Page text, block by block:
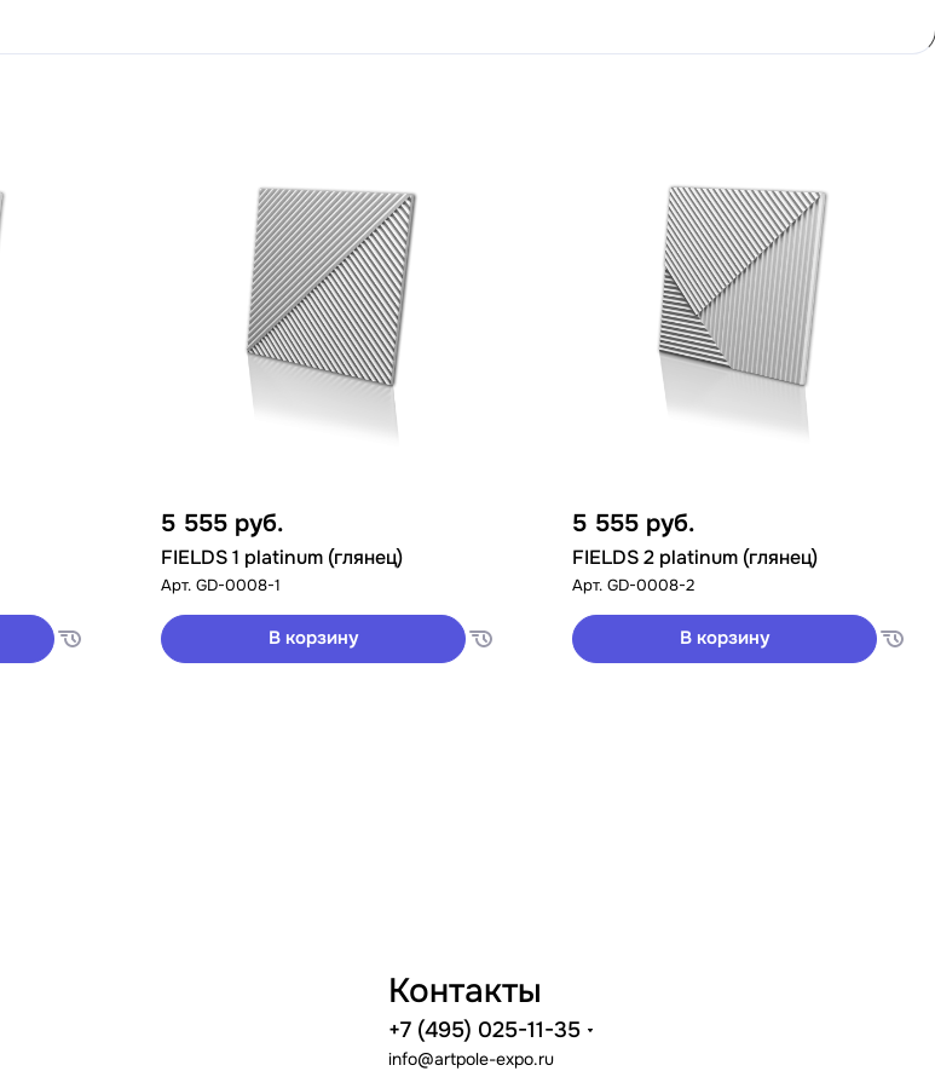
5 555 руб.
FIELDS 1 platinum (глянец)
Арт. GD-0008-1
В корзину
5 555 руб.
FIELDS 2 platinum (глянец)
Арт. GD-0008-2
В корзину
Контакты
+7 (495) 025-11-35
info@artpole-expo.ru